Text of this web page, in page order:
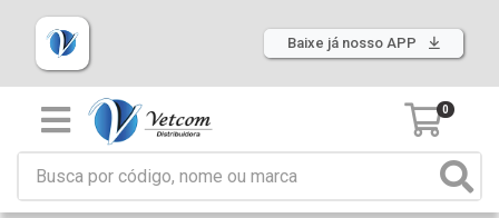
Baixe já nosso APP
0